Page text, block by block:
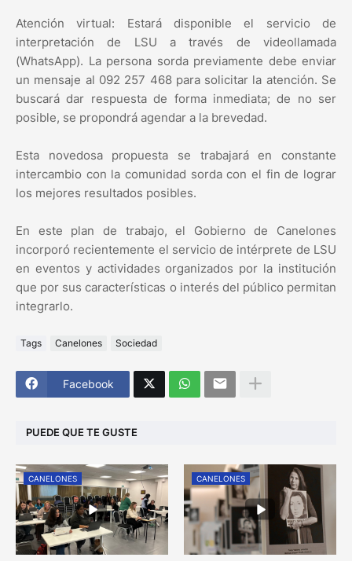
Atención virtual: Estará disponible el servicio de
interpretación de LSU a través de videollamada
(WhatsApp). La persona sorda previamente debe enviar
un mensaje al 092 257 468 para solicitar la atención. Se
buscará dar respuesta de forma inmediata; de no ser
posible, se propondrá agendar a la brevedad.
Esta novedosa propuesta se trabajará en constante
intercambio con la comunidad sorda con el fin de lograr
los mejores resultados posibles.
En este plan de trabajo, el Gobierno de Canelones
incorporó recientemente el servicio de intérprete de LSU
en eventos y actividades organizados por la institución
que por sus características o interés del público permitan
integrarlo.
Tags Canelones Sociedad
Facebook
PUEDE QUE TE GUSTE
CANELONES CANELONES